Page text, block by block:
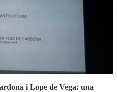
i Lope de Vega: una